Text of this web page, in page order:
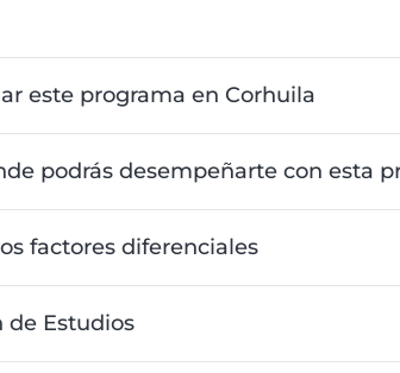
este programa en Corhuila
podrás desempeñarte con esta
factores diferenciales
de Estudios